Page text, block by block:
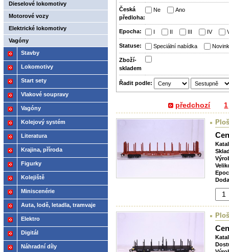
Česká
předloha:
Ne Ano
Epocha: IV
Statuse: Speciální nabídka
Zboží­
skladem
Řadit podle:
předchozí 1
Dieselové lokomotivy
Motorové vozy
Elektrické lokomotivy
Vagóny
Stavby
Lokomotivy
Start sety
Vlakové soupravy
Vagóny
Kolejový systém
Literatura
Krajina, příroda
Figurky
Kolejiště
Miniscenérie
Auta, lodě, letadla, tramvaje
Elektro
Digitál
Náhradní díly